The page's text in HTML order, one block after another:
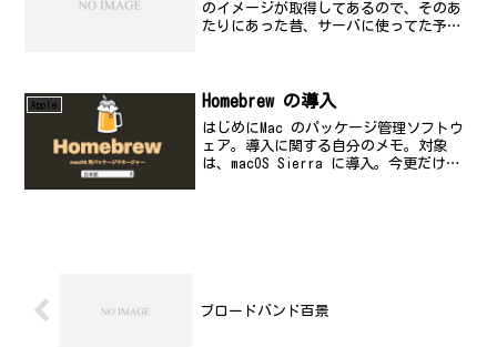
のイメージが取得してあるので、そのあ
たりにあった昔、サーバに使ってた予備
重要なものは、...
Apple Homebrew の導入
はじめにMac のパッケージ管理ソフトウ
ェア。導入に関する自分のメモ。対象
は、macOS Sierra に導入。今更だけ
ブロードバンド百景